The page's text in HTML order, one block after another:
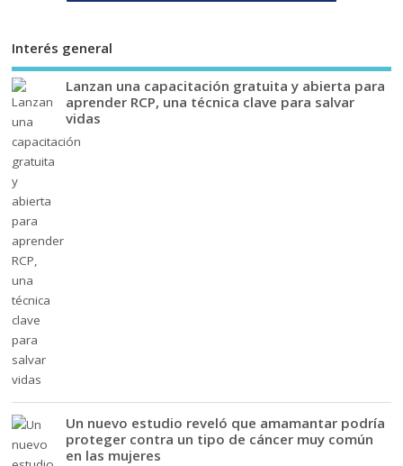
Interés general
Lanzan una capacitación gratuita y abierta para
aprender RCP, una técnica clave para salvar
vidas
Un nuevo estudio reveló que amamantar podría
proteger contra un tipo de cáncer muy común
en las mujeres